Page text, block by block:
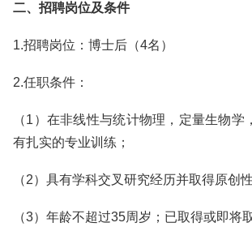
二、招聘岗位及条件
1.招聘岗位：博士后（4名）
2.任职条件：
（1）在非线性与统计物理，定量生物学
有扎实的专业训练；
（2）具有学科交叉研究经历并取得原创
（3）年龄不超过35周岁；已取得或即将